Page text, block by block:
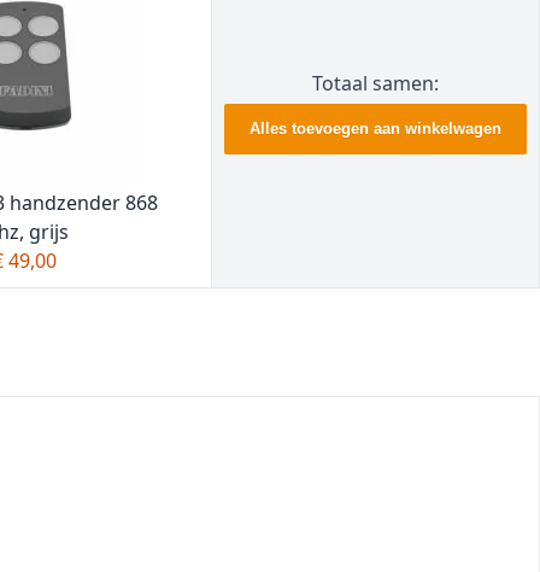
handzender 868
grijs
49,00
Alles toevoegen aan winkelwagen
Totaal samen: